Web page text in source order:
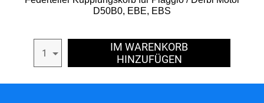
D50B0, EBE, EBS
1
IM WARENKORB
HINZUFÜGEN